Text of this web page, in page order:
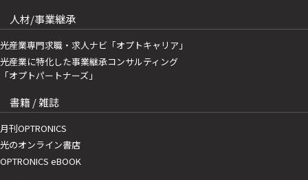
人材/事業継承
光産業専門求職・求人ナビ「オプトキャリア」
光産業に特化した事業継承コンサルティング
「オプトパートナーズ」
書籍 / 雑誌
月刊OPTRONICS
光のオンライン書店
OPTRONICS eBOOK